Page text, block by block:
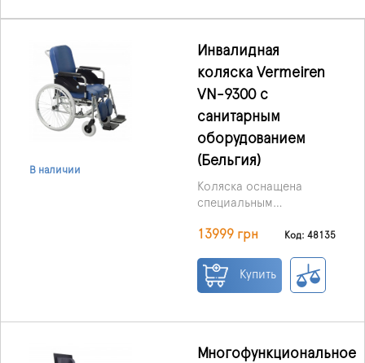
В наличии
Инвалидная
коляска Vermeiren
VN-9300 с
санитарным
оборудованием
(Бельгия)
Коляска оснащена
специальным
санитарных нужд и
под сиденьем.
Благодаря
заезжать прямо на
13999 грн Код: 48135
Купить
Многофункциональное